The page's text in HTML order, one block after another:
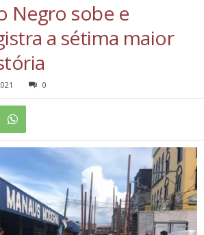
Negro sobe e
a sétima maior
0